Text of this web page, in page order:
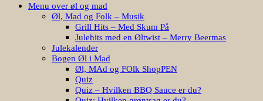
Menu over øl og mad
Øl, Mad og Folk – Musik
Grill Hits – Med Skum På
Julehits med en Øltwist – Merry Beermas
Julekalender
Bogen Øl i Mad
Øl, MAd og FOlk ShopPEN
Quiz
Quiz – Hvilken BBQ Sauce er du?